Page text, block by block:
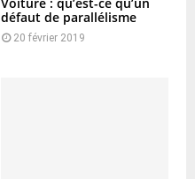
défaut de parallélisme
20 février 2019